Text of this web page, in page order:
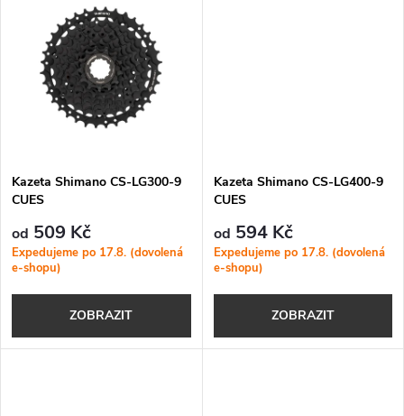
Kazeta Shimano CS-LG300-9
CUES
od 509 Kč
Expedujeme po 17.8. (dovolená
e-shopu)
ZOBRAZIT
Kazeta Shimano CS-LG400-9
CUES
od 594 Kč
Expedujeme po 17.8. (dovolená
e-shopu)
ZOBRAZIT